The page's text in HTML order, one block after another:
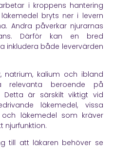
i kroppens hantering
bryts ner i levern
Andra påverkar njurarnas
Därför kan en bred
inkludera både levervärden
natrium, kalium och ibland
relevanta beroende på
Detta är särskilt viktigt vid
läkemedel, vissa
läkemedel som kräver
njurfunktion.
till att läkaren behöver se